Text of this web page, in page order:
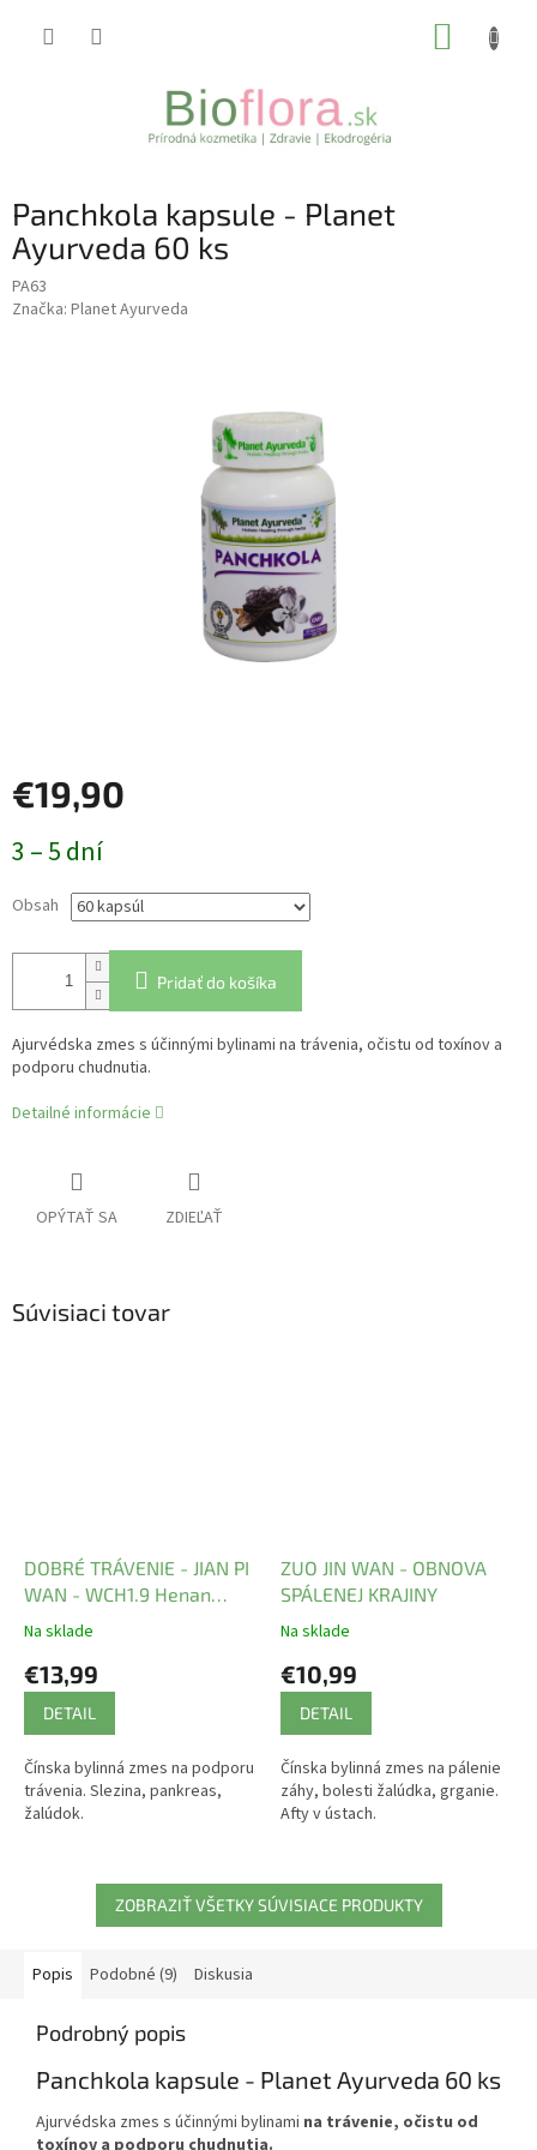
Panchkola kapsule - Planet
Ayurveda 60 ks
PA63
Značka: Planet Ayurveda
€19,90
cena:
3 – 5 dní
Obsah
Pridať do košíka
Ajurvédska zmes s účinnými bylinami na trávenia, očistu od toxínov a
podporu chudnutia.
Detailné informácie
OPÝTAŤ SA ZDIEĽAŤ
Súvisiaci tovar
DOBRÉ TRÁVENIE - JIAN PI
WAN - WCH1.9 Henan
Wanxi
Na sklade
€13,99
DETAIL
Čínska bylinná zmes na podporu
trávenia. Slezina, pankreas,
žalúdok.
ZUO JIN WAN - OBNOVA
SPÁLENEJ KRAJINY
Na sklade
€10,99
DETAIL
Čínska bylinná zmes na pálenie
záhy, bolesti žalúdka, grganie.
Afty v ústach.
ZOBRAZIŤ VŠETKY SÚVISIACE PRODUKTY
Popis Podobné (9) Diskusia
Podrobný popis
Panchkola kapsule - Planet Ayurveda 60 ks
Ajurvédska zmes s účinnými bylinami na trávenie, očistu od